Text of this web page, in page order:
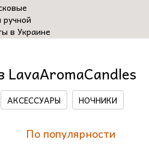
LavaAromaCandles
АКСЕССУАРЫ НОЧНИКИ
По популярности